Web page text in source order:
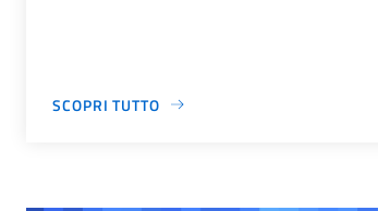
SCOPRI TUTTO